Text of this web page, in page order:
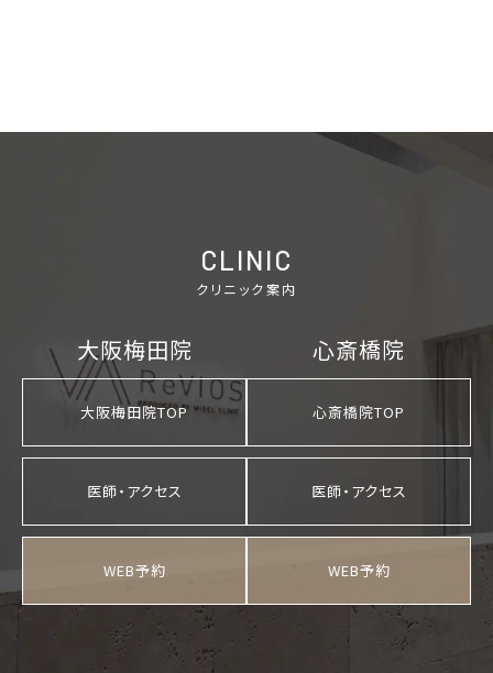
ご予約の院を選択してください
大阪梅田院 心斎橋院
CLINIC
クリニック案内
大阪梅田院
大阪梅田院TOP
医師・アクセス
WEB予約
心斎橋院
心斎橋院TOP
医師・アクセス
WEB予約